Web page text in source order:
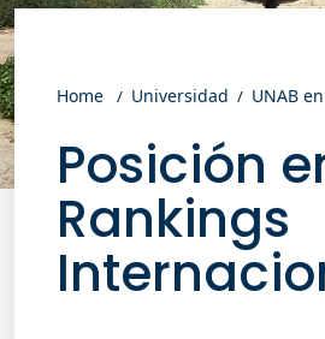
Home Universidad UNAB
Posición
Rankings